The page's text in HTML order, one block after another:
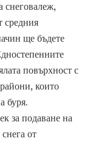
снеговалеж,
средния
ще бъдете
повърхност с
които
буря.
за подаване на
от